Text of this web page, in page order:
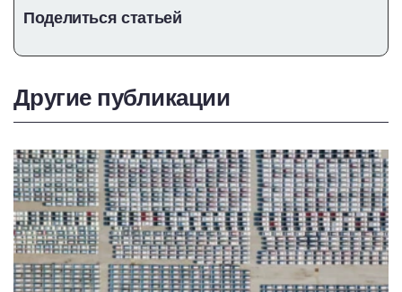
Поделиться статьей
Другие публикации